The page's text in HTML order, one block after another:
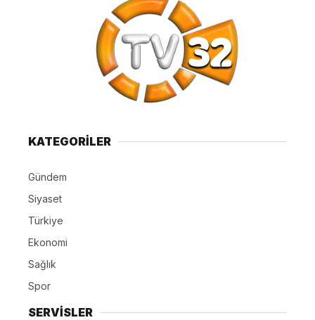
KATEGORİLER
Gündem
Siyaset
Türkiye
Ekonomi
Sağlık
Spor
SERVİSLER